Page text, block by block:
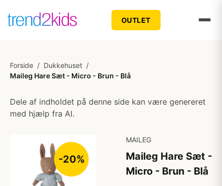
OUTLET
Forside / Dukkehuset /
Maileg Hare Sæt - Micro - Brun - Blå
Dele af indholdet på denne side kan være genereret
med hjælp fra AI.
-20%
MAILEG
Maileg Hare Sæt -
Micro - Brun - Blå